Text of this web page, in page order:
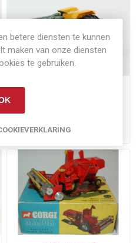
€10,00 Exclusief
betere diensten te kunnen
maken van onze diensten
te gebruiken.